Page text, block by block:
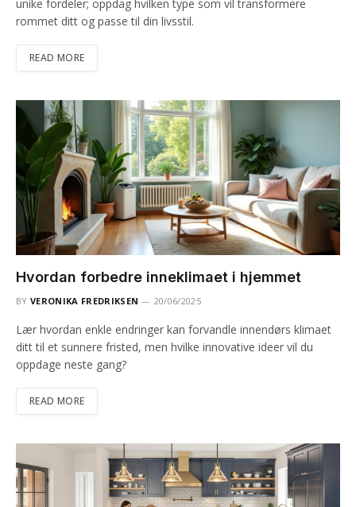
unike fordeler; oppdag hvilken type som vil transformere
rommet ditt og passe til din livsstil.
READ MORE
Hvordan forbedre inneklimaet i hjemmet
BY VERONIKA FREDRIKSEN 20/06/2025
Lær hvordan enkle endringer kan forvandle innendørs klimaet
ditt til et sunnere fristed, men hvilke innovative ideer vil du
oppdage neste gang?
READ MORE